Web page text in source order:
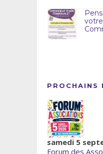
PROCHAINS
samedi 5
Forum des